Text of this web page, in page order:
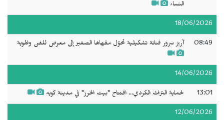
النساء
18/06/2026
08:49 آريز سروَر فنانة تشكيلية تحوّل مقهاها الصغير إلى معرض للفن والهوية
14/06/2026
13:01 لحماية التراث الكردي... افتتاح "بيت الخرز" في مدينة كويه
12/06/2026